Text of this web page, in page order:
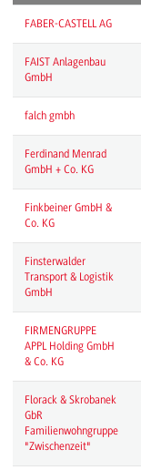
FABER-CASTELL AG
FAIST Anlagenbau
GmbH
falch gmbh
Ferdinand Menrad
GmbH + Co. KG
Finkbeiner GmbH &
Co. KG
Finsterwalder
Transport & Logistik
GmbH
FIRMENGRUPPE
APPL Holding GmbH
& Co. KG
Florack & Skrobanek
GbR
Familienwohngruppe
"Zwischenzeit"